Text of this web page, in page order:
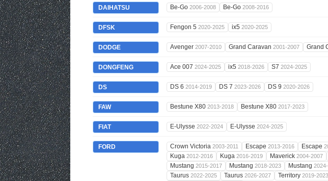
DAIHATSU Be-Go 2006-2008 Be-Go 2008-2016
DFSK Fengon 5 2020-2025 ix5 2020-2025
DODGE Avenger 2007-2010 Grand Caravan 2001-2007 Grand
DONGFENG Ace 007 2024-2025 ix5 2018-2026 S7 2024-2025
DS DS 6 2014-2019 DS 7 2023-2026 DS 9 2020-2026
FAW Bestune X80 2013-2018 Bestune X80 2017-2023
FIAT E-Ulysse 2022-2024 E-Ulysse 2024-2025
FORD Crown Victoria 2003-2011 Escape 2013-2016 Escape
Kuga 2012-2016 Kuga 2016-2019 Maverick 2004-2007
Mustang 2015-2017 Mustang 2018-2023 Mustang
Taurus 2022-2025 Taurus 2026-2027 Territory 2019-2023